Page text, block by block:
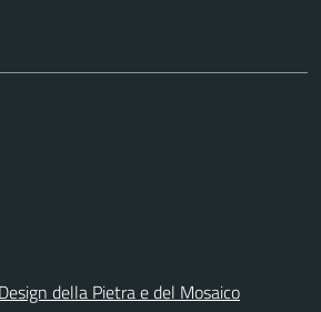
della Pietra e del Mosaico